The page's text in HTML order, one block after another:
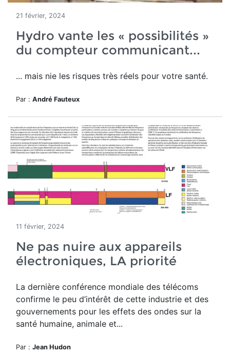
21 février, 2024
Hydro vante les « possibilités »
du compteur communicant...
... mais nie les risques très réels pour votre santé.
Par : André Fauteux
11 février, 2024
Ne pas nuire aux appareils
électroniques, LA priorité
La dernière conférence mondiale des télécoms
confirme le peu d’intérêt de cette industrie et des
gouvernements pour les effets des ondes sur la
santé humaine, animale et...
Par : Jean Hudon